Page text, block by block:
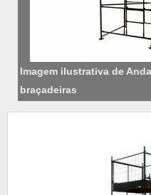
Imagem ilustrativa de
braçadeiras